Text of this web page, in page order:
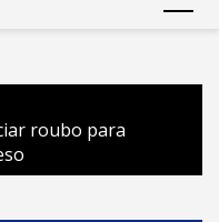
roubo para